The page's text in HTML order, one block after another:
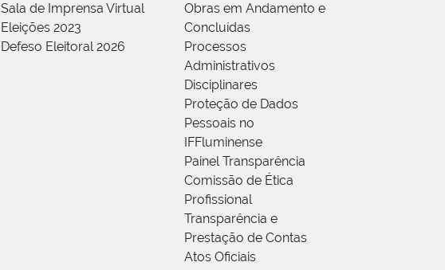
Sala de Imprensa Virtual
Eleições 2023
Defeso Eleitoral 2026
Obras em Andamento e
Concluídas
Processos
Administrativos
Disciplinares
Proteção de Dados
Pessoais no
IFFluminense
Painel Transparência
Comissão de Ética
Profissional
Transparência e
Prestação de Contas
Atos Oficiais